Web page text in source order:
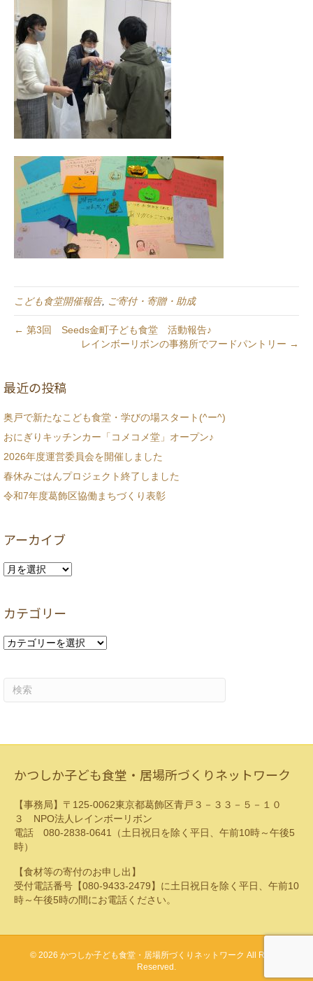
こども食堂開催報告, ご寄付・寄贈・助成
← 第3回 Seeds金町子ども食堂 活動報告♪
レインボーリボンの事務所でフードパントリー →
最近の投稿
奥戸で新たなこども食堂・学びの場スタート(^ー^)
おにぎりキッチンカー「コメコメ堂」オープン♪
2026年度運営委員会を開催しました
春休みごはんプロジェクト終了しました
令和7年度葛飾区協働まちづくり表彰
アーカイブ
ア
イ
カテゴリー
カ
かつしか子ども食堂・居場所づくりネットワーク
【事務局】〒125-0062東京都葛飾区青戸３－３３－５－１０
３ NPO法人レインボーリボン
電話 080-2838-0641（土日祝日を除く平日、午前10時～午後5
時）
【食材等の寄付のお申し出】
受付電話番号【080-9433-2479】に土日祝日を除く平日、午前10
時～午後5時の間にお電話ください。
© 2026 かつしか子ども食堂・居場所づくりネットワーク All Rights
Reserved.